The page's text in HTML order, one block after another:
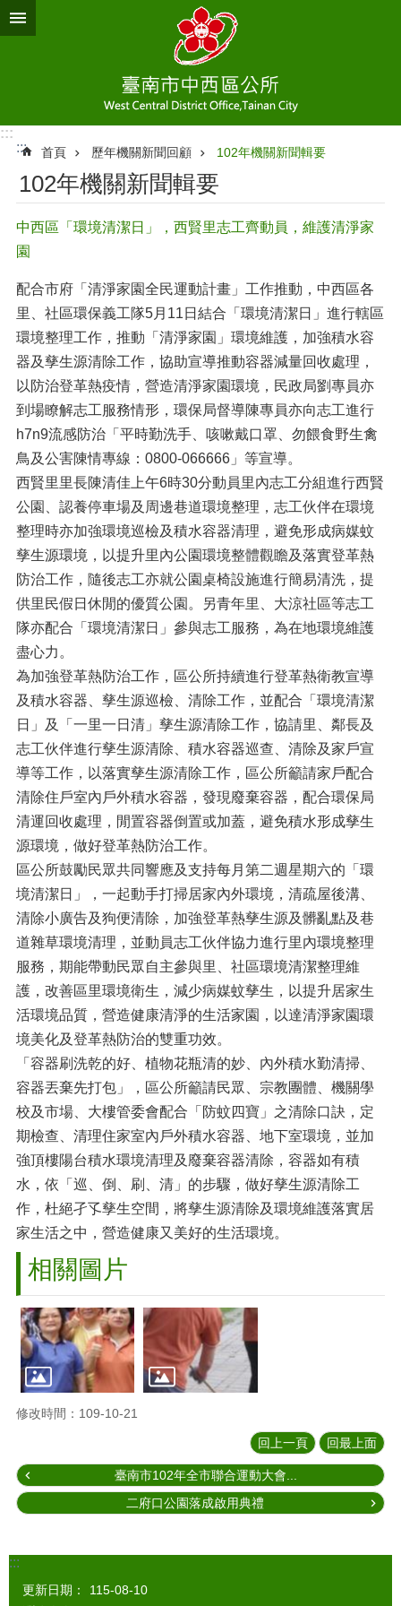
跳到主要內容區塊
:::
:::
首頁 歷年機關新聞回顧 102年機關新聞輯要
102年機關新聞輯要
中西區「環境清潔日」，西賢里志工齊動員，維護清淨家
園
配合市府「清淨家園全民運動計畫」工作推動，中西區各
里、社區環保義工隊5月11日結合「環境清潔日」進行轄區
環境整理工作，推動「清淨家園」環境維護，加強積水容
器及孳生源清除工作，協助宣導推動容器減量回收處理，
以防治登革熱疫情，營造清淨家園環境，民政局劉專員亦
到場瞭解志工服務情形，環保局督導陳專員亦向志工進行
h7n9流感防治「平時勤洗手、咳嗽戴口罩、勿餵食野生禽
鳥及公害陳情專線：0800-066666」等宣導。
西賢里里長陳清佳上午6時30分動員里內志工分組進行西賢
公園、認養停車場及周邊巷道環境整理，志工伙伴在環境
整理時亦加強環境巡檢及積水容器清理，避免形成病媒蚊
孳生源環境，以提升里內公園環境整體觀瞻及落實登革熱
防治工作，隨後志工亦就公園桌椅設施進行簡易清洗，提
供里民假日休閒的優質公園。另青年里、大涼社區等志工
隊亦配合「環境清潔日」參與志工服務，為在地環境維護
盡心力。
為加強登革熱防治工作，區公所持續進行登革熱衛教宣導
及積水容器、孳生源巡檢、清除工作，並配合「環境清潔
日」及「一里一日清」孳生源清除工作，協請里、鄰長及
志工伙伴進行孳生源清除、積水容器巡查、清除及家戶宣
導等工作，以落實孳生源清除工作，區公所籲請家戶配合
清除住戶室內戶外積水容器，發現廢棄容器，配合環保局
清運回收處理，閒置容器倒置或加蓋，避免積水形成孳生
源環境，做好登革熱防治工作。
區公所鼓勵民眾共同響應及支持每月第二週星期六的「環
境清潔日」，一起動手打掃居家內外環境，清疏屋後溝、
清除小廣告及狗便清除，加強登革熱孳生源及髒亂點及巷
道雜草環境清理，並動員志工伙伴協力進行里內環境整理
服務，期能帶動民眾自主參與里、社區環境清潔整理維
護，改善區里環境衛生，減少病媒蚊孳生，以提升居家生
活環境品質，營造健康清淨的生活家園，以達清淨家園環
境美化及登革熱防治的雙重功效。
「容器刷洗乾的好、植物花瓶清的妙、內外積水勤清掃、
容器丟棄先打包」，區公所籲請民眾、宗教團體、機關學
校及市場、大樓管委會配合「防蚊四寶」之清除口訣，定
期檢查、清理住家室內戶外積水容器、地下室環境，並加
強頂樓陽台積水環境清理及廢棄容器清除，容器如有積
水，依「巡、倒、刷、清」的步驟，做好孳生源清除工
作，杜絕孑孓孳生空間，將孳生源清除及環境維護落實居
家生活之中，營造健康又美好的生活環境。
相關圖片
修改時間：109-10-21
回上一頁 回最上面
臺南市102年全市聯合運動大會...
二府口公園落成啟用典禮
:::
更新日期：
115-08-10